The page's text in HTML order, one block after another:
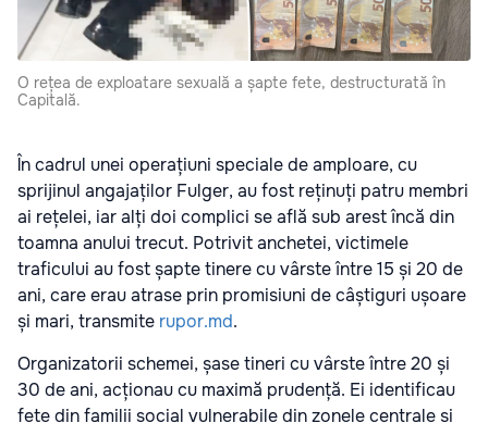
O rețea de exploatare sexuală a șapte fete, destructurată în
Capitală.
În cadrul unei operațiuni speciale de amploare, cu
sprijinul angajaților Fulger, au fost reținuți patru membri
ai rețelei, iar alți doi complici se află sub arest încă din
toamna anului trecut. Potrivit anchetei, victimele
traficului au fost șapte tinere cu vârste între 15 și 20 de
ani, care erau atrase prin promisiuni de câștiguri ușoare
și mari, transmite rupor.md.
Organizatorii schemei, șase tineri cu vârste între 20 și
30 de ani, acționau cu maximă prudență. Ei identificau
fete din familii social vulnerabile din zonele centrale și